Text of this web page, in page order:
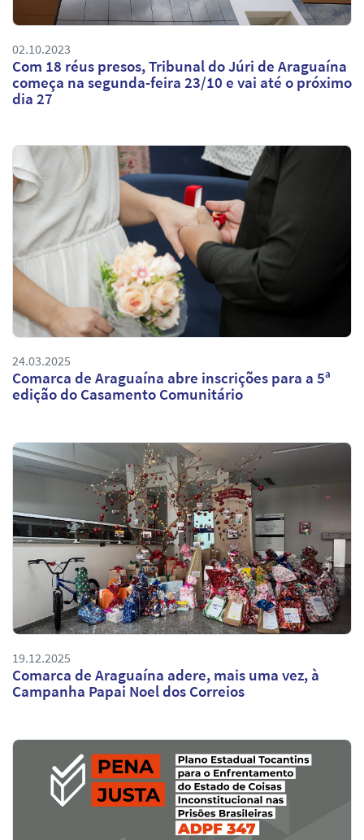
02.10.2023
Com 18 réus presos, Tribunal do Júri de Araguaína
começa na segunda-feira 23/10 e vai até o próximo
dia 27
24.03.2025
Comarca de Araguaína abre inscrições para a 5ª
edição do Casamento Comunitário
19.12.2025
Comarca de Araguaína adere, mais uma vez, à
Campanha Papai Noel dos Correios